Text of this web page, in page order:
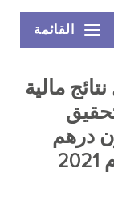
القائمة
مالية
273.8 مليون درهم